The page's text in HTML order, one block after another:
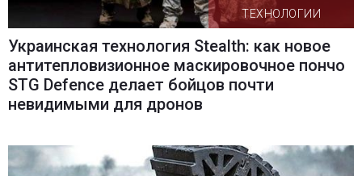
ТЕХНОЛОГИИ
Украинская технология Stealth: как новое
антитепловизионное маскировочное пончо
STG Defence делает бойцов почти
невидимыми для дронов